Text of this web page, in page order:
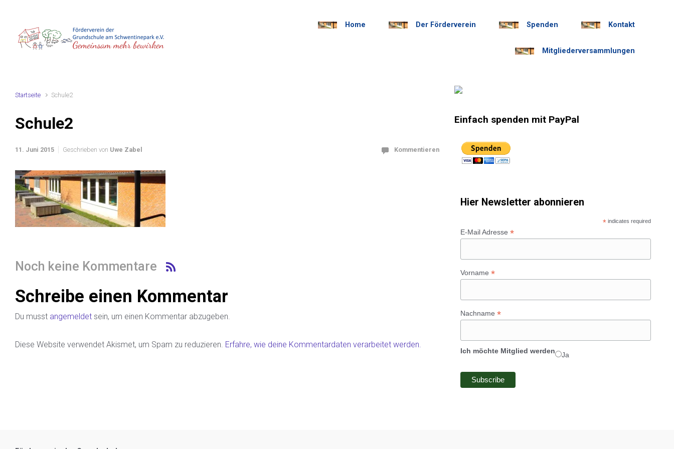
Home Der Förderverein Spenden Kontakt
Mitgliederversammlungen
Startseite Schule2
Schule2
11. Juni 2015 Geschrieben von Uwe Zabel Kommentieren
Noch keine Kommentare
Schreibe einen Kommentar
Du musst angemeldet sein, um einen Kommentar abzugeben.
Diese Website verwendet Akismet, um Spam zu reduzieren. Erfahre, wie deine Kommentardaten verarbeitet werden.
Einfach spenden mit PayPal
Hier Newsletter abonnieren
* indicates required
E-Mail Adresse*
Vorname*
Nachname*
Ich möchte Mitglied werden Ja